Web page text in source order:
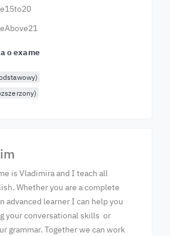
o exame
is Vladimira and I teach all
Whether you are a complete
advanced learner I can help you
your conversational skills or
grammar. Together we can work